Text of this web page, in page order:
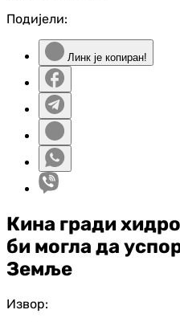
Подијели:
Линк је копиран!
Кина гради
би могла да
Земље
Извор: